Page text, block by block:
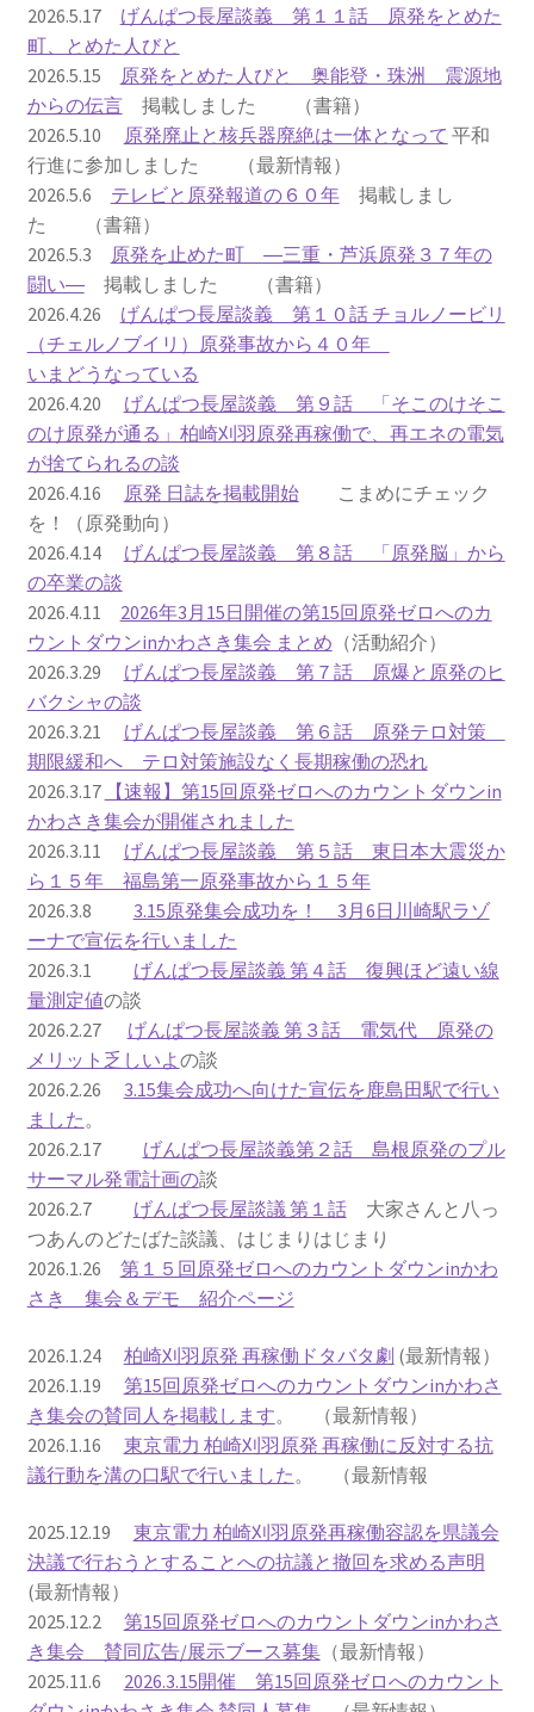
2023.6.25（日）映画「原発をとめた裁判長 そして
原発をとめる農家たち」上映会を開催
2023.10.8 原発ゼロへのカウントダウンinかわさき
講演会開催
2024.3.10第13回原発ゼロへのカウントダウンinかわさ
き集会
2024.10.13 映画「決断」上映と講演会を開催
2025.3.23第14回原発ゼロへのカウントダウンinかわさ
き集会開催
2026.3.15 第１５回原発ゼロへのカウントダウンinか
わさき集会開催
ギャラリー
ギャラリー_2023.3.12
ギャラリー_2024.3.10
ギャラリー_2025.3.23
ギャラリー_2026.3.15
原発ゼロと未来
原発動向
原発 日誌
2022.7.15東電・株主訴訟 経営陣に13兆円賠償命令
2022.8.1 福島第一原発 汚染配管撤去 失敗続きで計画
断念
2022.8.9 福島第一原発 汚染水海洋放出トンネル工事
着工
超 老朽対策容認
2023.1.19 東電旧経営陣、二審も無罪 民事裁判で認
めた「長期評価」を否定
り
原子力規制委員会「原発60年超運転」正式決定先送
りからわずか5日で、多数決決定
「原発６０年超へ」閣議決定
2026.5.17 げんぱつ長屋談義 第１１話 原発をとめた
町、とめた人びと
2026.5.15 原発をとめた人びと 奥能登・珠洲 震源地
からの伝言掲載しました （書籍）
2026.5.10 原発廃止と核兵器廃絶は一体となって 平和
行進に参加しました （最新情報）
2026.5.6 テレビと原発報道の６０年掲載しまし
た （書籍）
2026.5.3 原発を止めた町 ―三重・芦浜原発３７年の
闘い―掲載しました （書籍）
2026.4.26 げんぱつ長屋談義 第１０話 チョルノービリ
（チェルノブイリ）原発事故から４０年
いまどうなっている
2026.4.20 げんぱつ長屋談義 第９話 「そこのけそこ
のけ原発が通る」柏崎刈羽原発再稼働で、再エネの電気
が捨てられるの談
2026.4.16 原発 日誌を掲載開始こまめにチェック
を！（原発動向）
2026.4.14 げんぱつ長屋談義 第８話 「原発脳」から
の卒業の談
2026.4.11 2026年3月15日開催の第15回原発ゼロへのカ
ウントダウンinかわさき集会 まとめ （活動紹介）
2026.3.29 げんぱつ長屋談義 第７話 原爆と原発のヒ
バクシャの談
2026.3.21 げんぱつ長屋談義 第６話 原発テロ対策
期限緩和へ テロ対策施設なく長期稼働の恐れ
2026.3.17
【速報】第15回原発ゼロへのカウントダウンin
かわさき集会が開催されました
2026.3.11 げんぱつ長屋談義 第５話 東日本大震災か
ら１５年 福島第一原発事故から１５年
2026.3.8 3.15原発集会成功を！ 3月6日川崎駅ラゾ
ーナで宣伝を行いました
2026.3.1 げんぱつ長屋談義 第４話 復興ほど遠い線
量測定値の談
2026.2.27 げんぱつ長屋談義 第３話 電気代 原発の
メリット乏しいよの談
2026.2.26 3.15集会成功へ向けた宣伝を鹿島田駅で行い
ました。
2026.2.17 げんぱつ長屋談義第２話 島根原発のプル
サーマル発電計画の談
2026.2.7 げんぱつ長屋談議 第１話大家さんと八っ
つあんのどたばた談議、はじまりはじまり
2026.1.26 第１５回原発ゼロへのカウントダウンinかわ
さき 集会＆デモ 紹介ページ
2026.1.24 柏崎刈羽原発 再稼働ドタバタ劇 (最新情報）
2026.1.19 第15回原発ゼロへのカウントダウンinかわさ
き集会の賛同人を掲載します。 （最新情報）
2026.1.16 東京電力 柏崎刈羽原発 再稼働に反対する抗
議行動を溝の口駅で行いました。 （最新情報
2025.12.19 東京電力 柏崎刈羽原発再稼働容認を県議会
決議で行おうとすることへの抗議と撤回を求める声明
(最新情報）
2025.12.2 第15回原発ゼロへのカウントダウンinかわさ
き集会 賛同広告/展示ブース募集（最新情報）
2025.11.6 2026.3.15開催 第15回原発ゼロへのカウント